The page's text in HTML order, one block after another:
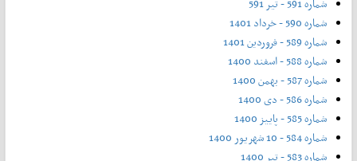
شماره 590 - خرداد 1401
شماره 589 - فروردین 1401
شماره 588 - اسفند 1400
شماره 587 - بهمن 1400
شماره 586 - دی 1400
شماره 585 - پاییز 1400
شماره 584 - 10 شهریور 1400
شماره 583 - تیر 1400